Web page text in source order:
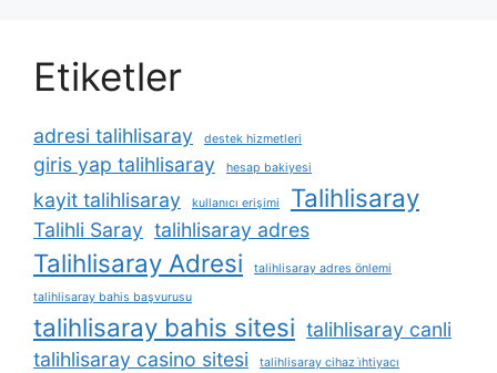
Etiketler
adresi talihlisaray destek hizmetleri
giris yap talihlisaray hesap bakiyesi
kayit talihlisaray kullanıcı erişimi Talihlisaray
Talihli Saray talihlisaray adres
Talihlisaray Adresi
talihlisaray adres önlemi
talihlisaray bahis başvurusu
talihlisaray bahis sitesi talihlisaray canli
talihlisaray casino sitesi
talihlisaray cihaz i̇htiyacı